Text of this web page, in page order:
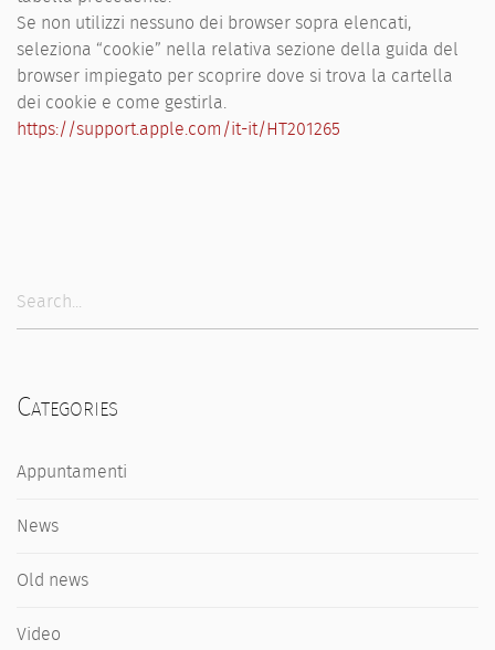
Se non utilizzi nessuno dei browser sopra elencati,
seleziona “cookie” nella relativa sezione della guida del
browser impiegato per scoprire dove si trova la cartella
dei cookie e come gestirla.
https://support.apple.com/it-it/HT201265
Categories
Appuntamenti
News
Old news
Video